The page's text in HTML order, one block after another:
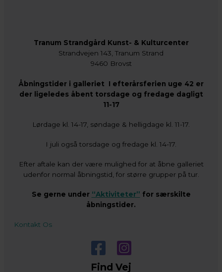
Tranum Strandgård Kunst- & Kulturcenter
Strandvejen 143, Tranum Strand
9460 Brovst
Åbningstider i galleriet I efterårsferien uge 42 er
der ligeledes åbent torsdage og fredage dagligt
11-17
Lørdage kl. 14-17, søndage & helligdage kl. 11-17.
I juli også torsdage og fredage kl. 14-17.
Efter aftale kan der være mulighed for at åbne galleriet
udenfor normal åbningstid, for større grupper på tur.
Se gerne under “Aktiviteter” for særskilte
åbningstider.
Kontakt Os
Find Vej